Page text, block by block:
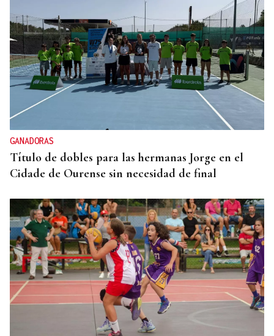
GANADORAS
Título de dobles para las hermanas Jorge en el
Cidade de Ourense sin necesidad de final